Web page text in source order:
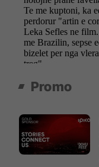
Promo